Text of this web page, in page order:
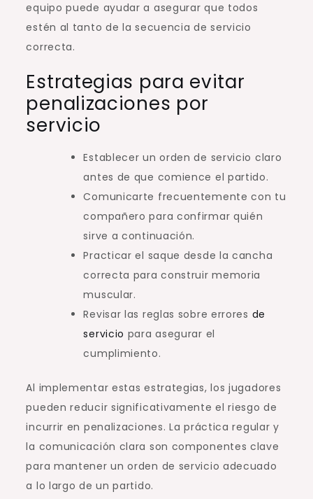
equipo puede ayudar a asegurar que todos
estén al tanto de la secuencia de servicio
correcta.
Estrategias para evitar
penalizaciones por
servicio
Establecer un orden de servicio claro
antes de que comience el partido.
Comunicarte frecuentemente con tu
compañero para confirmar quién
sirve a continuación.
Practicar el saque desde la cancha
correcta para construir memoria
muscular.
Revisar las reglas sobre errores de
servicio para asegurar el
cumplimiento.
Al implementar estas estrategias, los jugadores
pueden reducir significativamente el riesgo de
incurrir en penalizaciones. La práctica regular y
la comunicación clara son componentes clave
para mantener un orden de servicio adecuado
a lo largo de un partido.